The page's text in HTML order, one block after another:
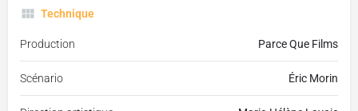
Technique
Production Parce Que Films
Scénario Éric Morin